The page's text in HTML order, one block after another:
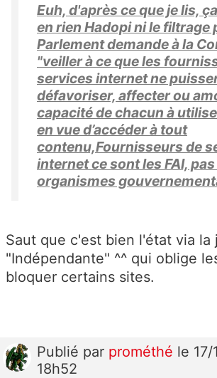
Euh, d'après ce que je lis,
en rien Hadopi ni le filtrage
Parlement demande à la
"veiller à ce que les
services internet ne
défavoriser, affecter ou
capacité de chacun à
en vue d’accéder à tout
contenu,Fournisseurs de
internet ce sont les FAI,
organismes
Saut que c'est bien l'état via la
"Indépendante" ^^ qui oblige
bloquer certains sites.
Publié par prométhé le 17/
18h52